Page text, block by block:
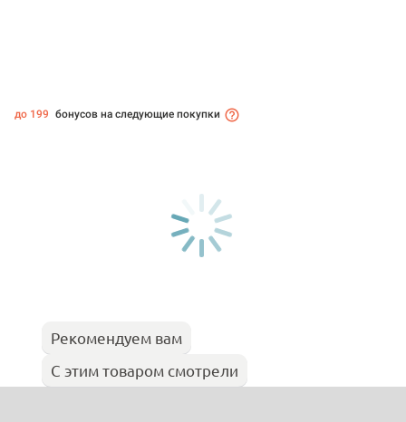
до 199 бонусов на следующие покупки
Рекомендуем вам
С этим товаром смотрели